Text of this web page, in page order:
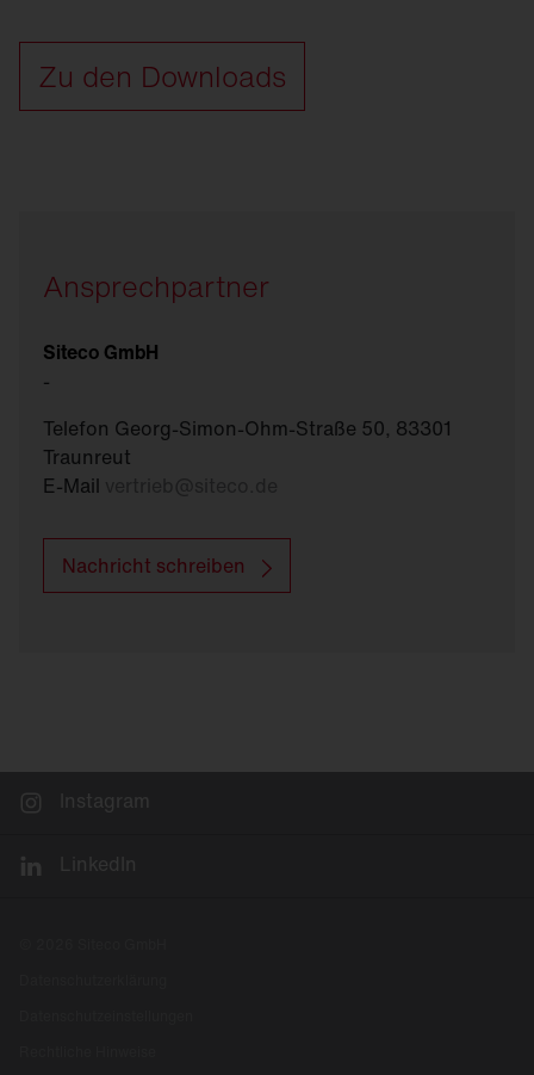
Zu den Downloads
Ansprechpartner
Siteco GmbH
-
Telefon Georg-Simon-Ohm-Straße 50, 83301
Traunreut
E-Mail
Nachricht schreiben
Instagram
LinkedIn